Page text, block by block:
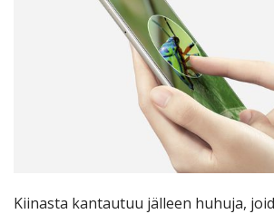
Kiinasta kantautuu jälleen huhuja,